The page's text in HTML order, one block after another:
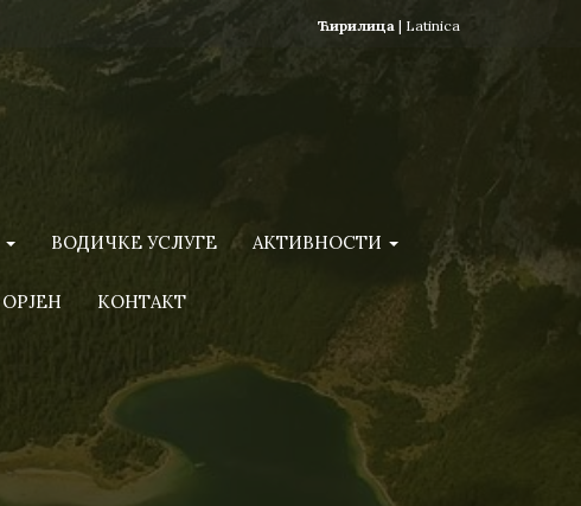
Ћирилица | Latinica
ВОДИЧКЕ УСЛУГЕ АКТИВНОСТИ
ОРЈЕН КОНТАКТ